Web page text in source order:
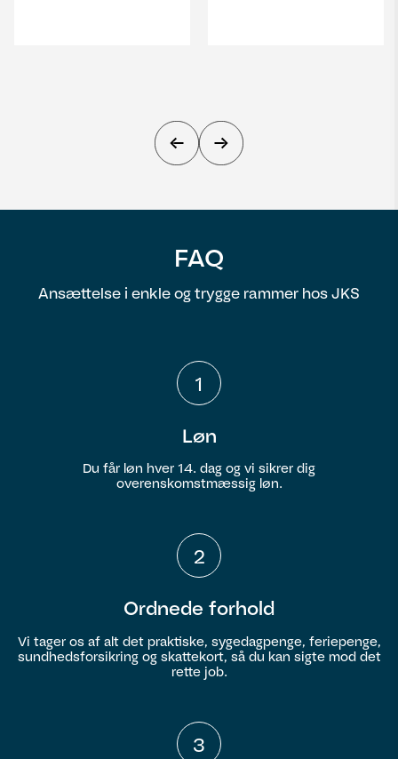
FAQ
Ansættelse i enkle og trygge rammer hos JKS
1
Løn
Du får løn hver 14. dag og vi sikrer dig
overenskomstmæssig løn.
2
Ordnede forhold
Vi tager os af alt det praktiske, sygedagpenge, feriepenge,
sundhedsforsikring og skattekort, så du kan sigte mod det
rette job.
3